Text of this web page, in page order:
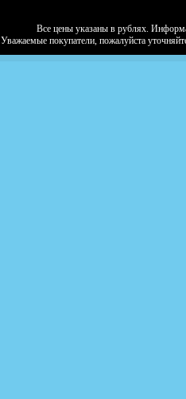
Все цены указаны в рублях.
Уважаемые покупатели, пожалуйста